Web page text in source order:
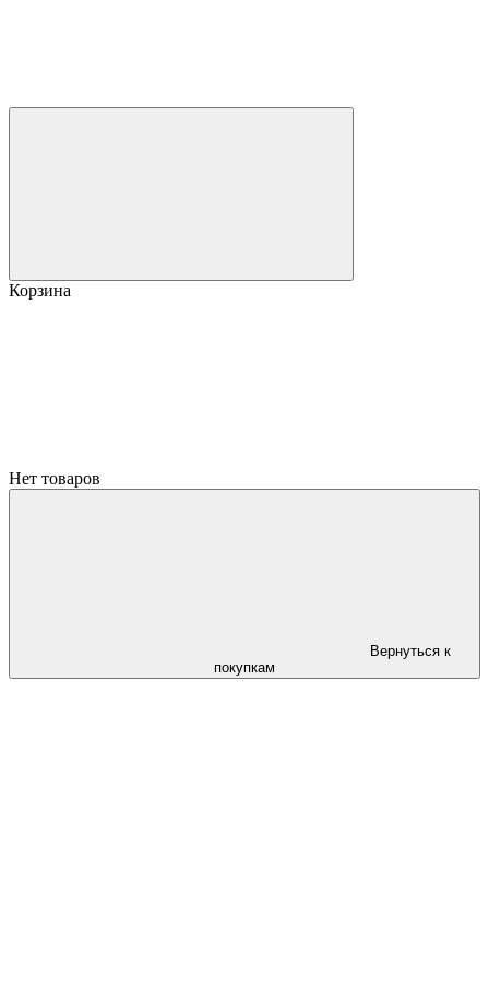
Корзина
Нет товаров
Вернуться к
покупкам